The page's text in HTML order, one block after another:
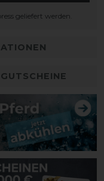
geliefert werden.